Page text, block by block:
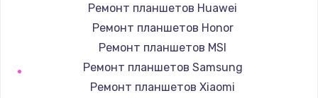
Заказать
Замена процессора
Ремонт планшетов Huawei
Ремонт планшетов Honor
Ремонт планшетов MSI
Ремонт планшетов Samsung
Ремонт планшетов Xiaomi